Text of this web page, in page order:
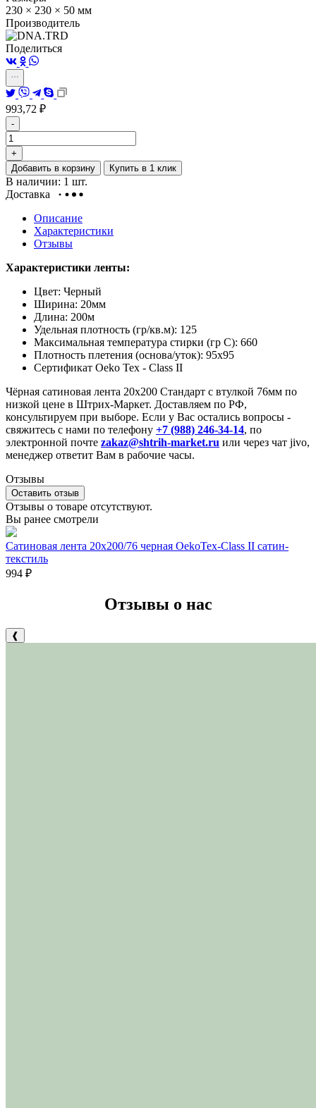
230 × 230 × 50 мм
Производитель
Поделиться
993,72 ₽
-
+
Добавить в корзину
Купить в 1 клик
В наличии: 1 шт.
Доставка
Описание
Характеристики
Отзывы
Характеристики ленты:
Цвет: Черный
Ширина: 20мм
Длина: 200м
Удельная плотность (гр/кв.м): 125
Максимальная температура стирки (гр С): 660
Плотность плетения (основа/уток): 95х95
Сертификат Oeko Tex - Class II
Чёрная сатиновая лента 20х200 Стандарт с втулкой 76мм по
низкой цене в Штрих-Маркет. Доставляем по РФ,
консультируем при выборе. Если у Вас остались вопросы -
свяжитесь с нами по телефону +7 (988) 246-34-14, по
электронной почте zakaz@shtrih-market.ru или через чат jivo,
менеджер ответит Вам в рабочие часы.
Отзывы
Оставить отзыв
Отзывы о товаре отсутствуют.
Вы ранее смотрели
Сатиновая лента 20х200/76 черная OekoTex-Class II сатин-
текстиль
994 ₽
Отзывы о нас
❰